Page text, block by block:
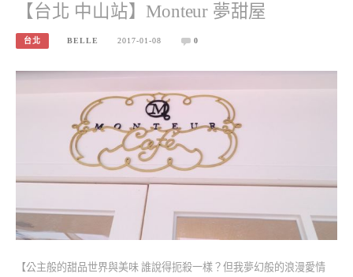
【台北 中山站】Monteur 夢甜屋
台北 BELLE 2017-01-08 0
【公主般的甜品世界與美味 誰說得扼殺一樣？但我夢幻般的浪漫愛情